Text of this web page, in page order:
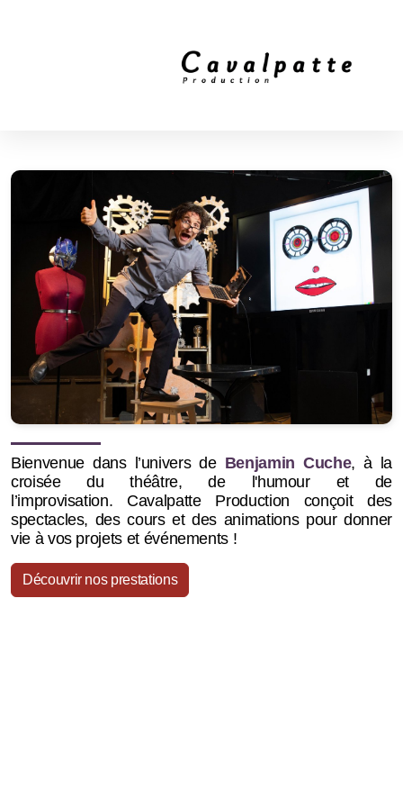
Bienvenue dans l’univers de Benjamin Cuche, à la
croisée du théâtre, de l'humour et de
l’improvisation. Cavalpatte Production conçoit des
spectacles, des cours et des animations pour donner
vie à vos projets et événements !
Découvrir nos prestations